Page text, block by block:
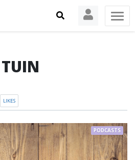
TUIN
LIKES
PODCASTS